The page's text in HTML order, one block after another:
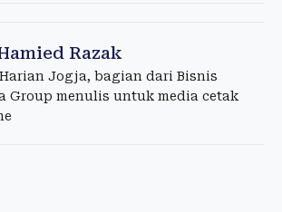
Razak
Jogja, bagian dari Bisnis
Group menulis untuk media cetak